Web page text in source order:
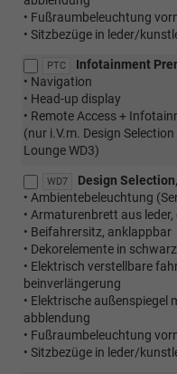
• Fußraumbeleuchtung
• Sitzbezüge in leder/
PTC
Infotainment
• Navigation
• Head-up display
• Remote Access +
(nur i.V.m. Design
Lounge WD3)
WD7
Design
• Ambientebeleuchtung
• Armaturenbrett aus
• Beifahrersitz, anklappbar
• Dekorelemente in
• Elektrisch verstellbare
beinverlängerung
• Elektrische
abblendung
• Fußraumbeleuchtung
• Sitzbezüge in leder/